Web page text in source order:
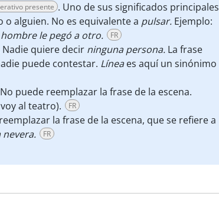
presente . Uno de sus significados principales
alguien. No es equivalente a pulsar. Ejemplo:
le pegó a otro.
FR
Nadie quiere decir ninguna persona. La frase
puede contestar. Líneaes aquí un sinónimo
No puede reemplazar la frase de la escena.
al teatro). FR
la frase de la escena, que se refiere a
nevera. FR